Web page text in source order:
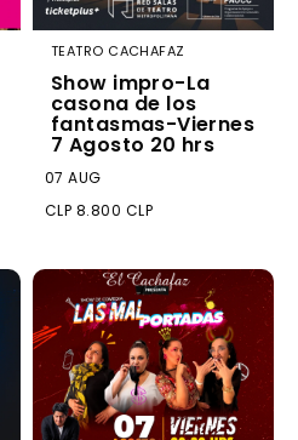
TEATRO CACHAFAZ
Show impro-La
casona de los
fantasmas-Viernes
7 Agosto 20 hrs
07 AUG
CLP 8.800 CLP